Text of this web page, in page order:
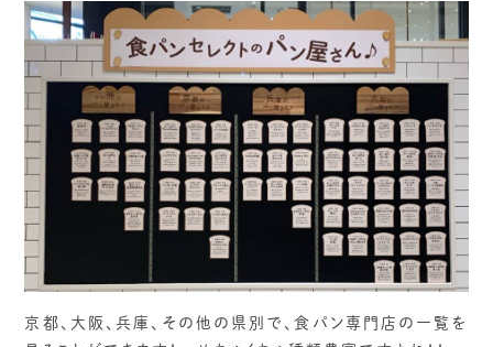
京都、大阪、兵庫、その他の県別で、食パン専門店の一覧を